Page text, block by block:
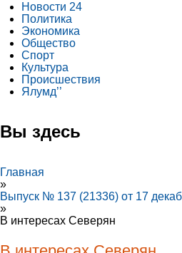
Новости 24
Политика
Экономика
Общество
Спорт
Культура
Происшествия
Ялумд’’
Вы здесь
Главная
»
Выпуск № 137 (21336) от 17
»
В интересах Северян